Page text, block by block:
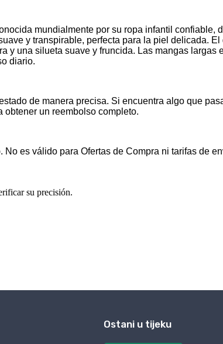
Ostani u tijeku